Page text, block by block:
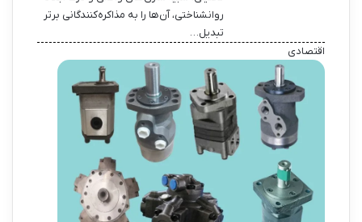
روانشناختی، آن‌ها را به مذاکره‌کنندگانی برتر
تبدیل…
اقتصادی